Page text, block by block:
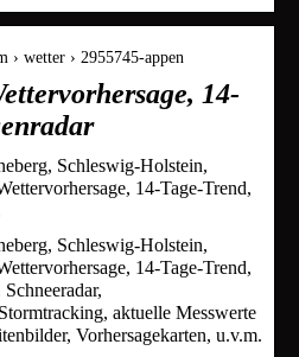
› wetter › 2955745-appen
14-
Schleswig-Holstein,
14-Tage-Trend,
Schleswig-Holstein,
14-Tage-Trend,
aktuelle Messwerte
Vorhersagekarten, u.v.m.